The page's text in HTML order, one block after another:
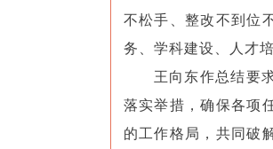
不松手、整改不到位
务、学科建设、人才
王向东作总结要
落实举措，确保各项
的工作格局，共同破